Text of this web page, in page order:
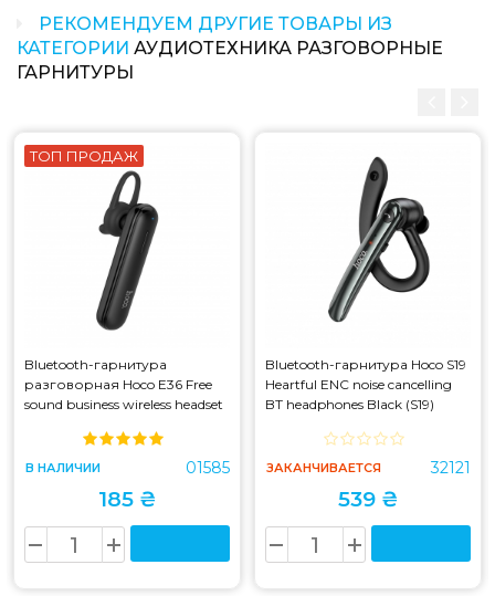
РЕКОМЕНДУЕМ ДРУГИЕ ТОВАРЫ ИЗ
КАТЕГОРИИ АУДИОТЕХНИКА РАЗГОВОРНЫЕ
ГАРНИТУРЫ
ТОП ПРОДАЖ
Bluetooth-гарнитура
разговорная Hoco E36 Free
sound business wireless headset
В НАЛИЧИИ 01585
185 ₴
Bluetooth-гарнитура Hoco S19
Heartful ENC noise cancelling
BT headphones Black (S19)
ЗАКАНЧИВАЕТСЯ 32121
539 ₴